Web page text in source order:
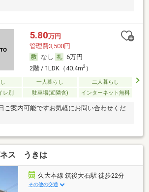
5.80万円
管理費3,500円
なし
6万円
2階 / 1LDK（40.4m2）
一人暮らし
二人暮らし
レ別
駐車場(近隣含) インターネット無料
ご案内可能ですお気軽にお問い合わせくだ
ネス うきは
久大本線 筑後大石駅 徒歩22分
その他の交通